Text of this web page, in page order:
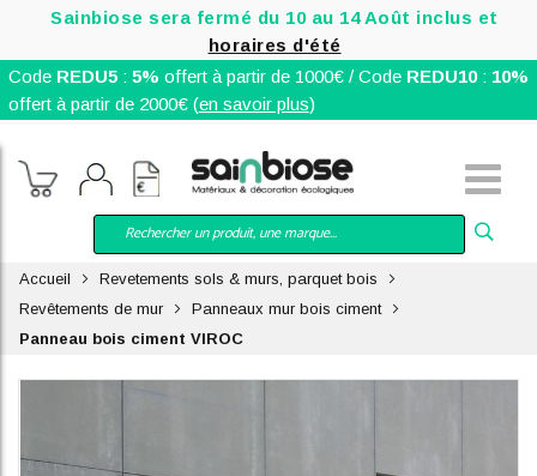
Sainbiose sera fermé du 10 au 14 Août inclus et
horaires d'été
Code REDU5: 5% offert à partir de 1000€ / Code REDU10: 10%
offert à partir de 2000€ (en savoir plus)
Accueil
Revetements sols & murs, parquet bois
Revêtements de mur
Panneaux mur bois ciment
Panneau bois ciment VIROC
end